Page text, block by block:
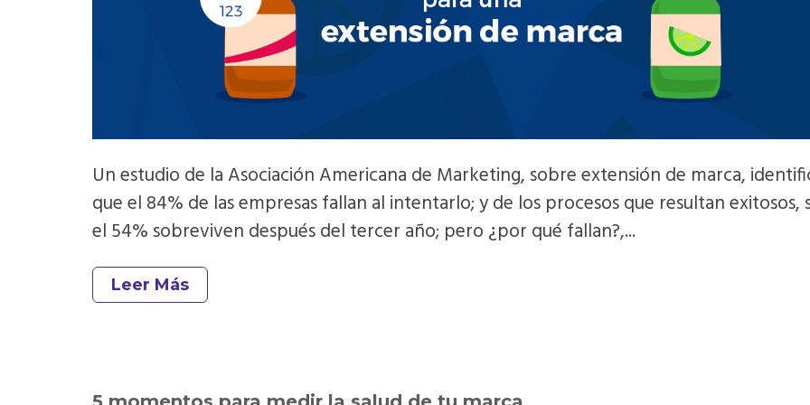
Un estudio de la Asociación Americana de Marketing, sobre extensión de marca,
que el 84% de las empresas fallan al intentarlo; y de los procesos que resultan exitosos,
el 54% sobreviven después del tercer año; pero ¿por qué fallan?,...
Leer Más